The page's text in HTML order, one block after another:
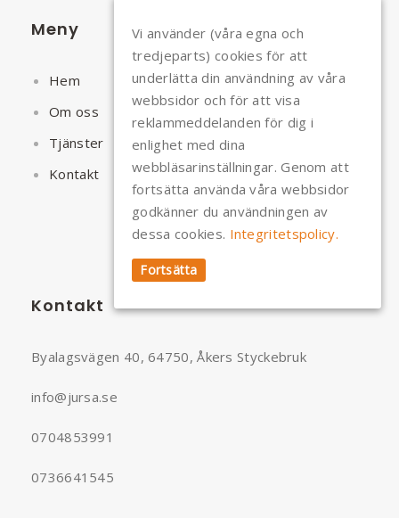
Meny
Hem
Om oss
Tjänster
Kontakt
Kontakt
Byalagsvägen 40, 64750, Åkers Styckebruk
info@jursa.se
0704853991
0736641545
Vi använder (våra egna och
tredjeparts) cookies för att
underlätta din användning av våra
webbsidor och för att visa
reklammeddelanden för dig i
enlighet med dina
webbläsarinställningar. Genom att
fortsätta använda våra webbsidor
godkänner du användningen av
dessa cookies. Integritetspolicy.
Fortsätta